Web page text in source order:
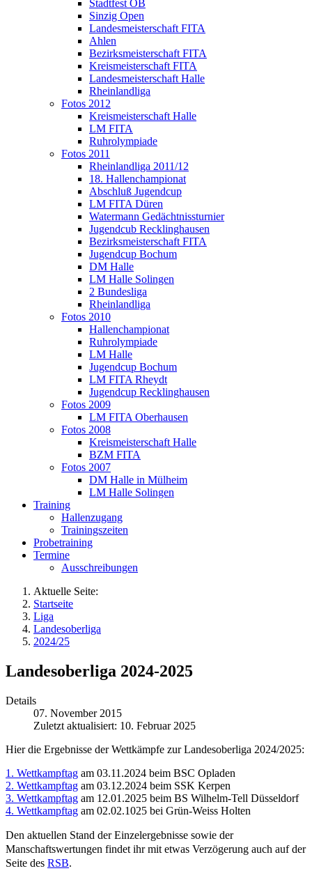
Stadtfest OB
Sinzig Open
Landesmeisterschaft FITA
Ahlen
Bezirksmeisterschaft FITA
Kreismeisterschaft FITA
Landesmeisterschaft Halle
Rheinlandliga
Fotos 2012
Kreismeisterschaft Halle
LM FITA
Ruhrolympiade
Fotos 2011
Rheinlandliga 2011/12
18. Hallenchampionat
Abschluß Jugendcup
LM FITA Düren
Watermann Gedächtnissturnier
Jugendcub Recklinghausen
Bezirksmeisterschaft FITA
Jugendcup Bochum
DM Halle
LM Halle Solingen
2 Bundesliga
Rheinlandliga
Fotos 2010
Hallenchampionat
Ruhrolympiade
LM Halle
Jugendcup Bochum
LM FITA Rheydt
Jugendcup Recklinghausen
Fotos 2009
LM FITA Oberhausen
Fotos 2008
Kreismeisterschaft Halle
BZM FITA
Fotos 2007
DM Halle in Mülheim
LM Halle Solingen
Training
Hallenzugang
Trainingszeiten
Probetraining
Termine
Ausschreibungen
Aktuelle Seite:
Startseite
Liga
Landesoberliga
2024/25
Landesoberliga 2024-2025
Details
07. November 2015
Zuletzt aktualisiert: 10. Februar 2025
Hier die Ergebnisse der Wettkämpfe zur Landesoberliga 2024/2025:
1. Wettkampftag am 03.11.2024 beim BSC Opladen
2. Wettkampftag am 03.12.2024 beim SSK Kerpen
3. Wettkampftag am 12.01.2025 beim BS Wilhelm-Tell Düsseldorf
4. Wettkampftag am 02.02.1025 bei Grün-Weiss Holten
Den aktuellen Stand der Einzelergebnisse sowie der
Manschaftswertungen findet ihr mit etwas Verzögerung auch auf der
Seite des RSB.